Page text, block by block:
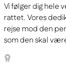
Vi følger dig hele
rattet. Vores
rejse mod den
som den skal